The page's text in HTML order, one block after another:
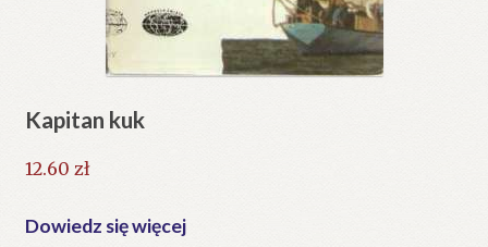
Kapitan kuk
12.60 zł
Dowiedz się więcej